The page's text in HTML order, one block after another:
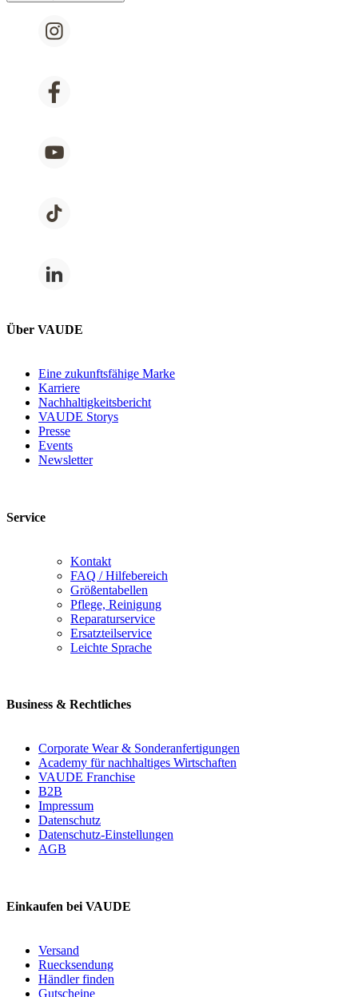
Über VAUDE
Eine zukunftsfähige Marke
Karriere
Nachhaltigkeitsbericht
VAUDE Storys
Presse
Events
Newsletter
Service
Kontakt
FAQ / Hilfebereich
Größentabellen
Pflege, Reinigung
Reparaturservice
Ersatzteilservice
Leichte Sprache
Business & Rechtliches
Corporate Wear & Sonderanfertigungen
Academy für nachhaltiges Wirtschaften
VAUDE Franchise
B2B
Impressum
Datenschutz
Datenschutz-Einstellungen
AGB
Einkaufen bei VAUDE
Versand
Ruecksendung
Händler finden
Gutscheine